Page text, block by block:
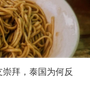
党组副书记、董事